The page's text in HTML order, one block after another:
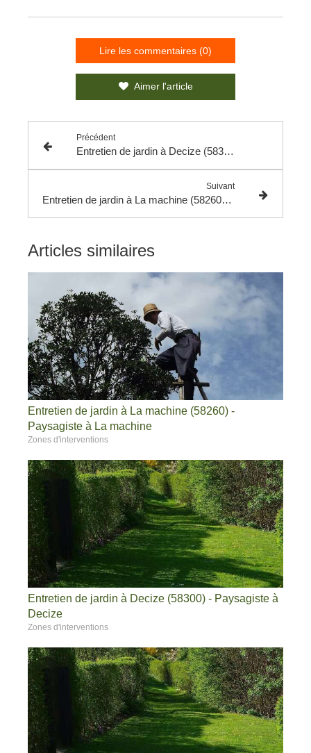
Lire les commentaires (0)
Aimer l'article
Précédent
Entretien de jardin à Decize (58300) - Paysagiste à Decize
Suivant
Entretien de jardin à La machine (58260) - Paysagiste à La machine
Articles similaires
Entretien de jardin à La machine (58260) -
Paysagiste à La machine
Zones d'interventions
Entretien de jardin à Decize (58300) - Paysagiste à
Decize
Zones d'interventions